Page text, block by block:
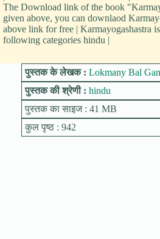
The Download link of the book
given above, you can downlaod
above link for free | Karmayogashastra
following categories hindu |
पुस्तक के लेखक : Lokmany Bal
पुस्तक की श्रेणी : hindu
पुस्तक का साइज : 41 MB
कुल पृष्ठ : 942